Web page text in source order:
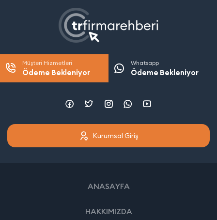
Müşteri Hizmetleri
Ödeme Bekleniyor
Whatsapp
Ödeme Bekleniyor
Kurumsal Giriş
ANASAYFA
HAKKIMIZDA